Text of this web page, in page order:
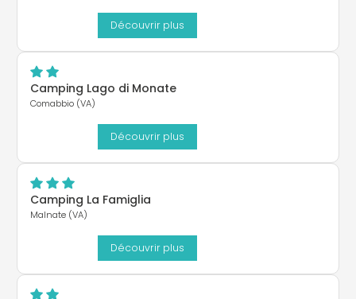
Découvrir plus
Camping Lago di Monate
Comabbio (VA)
Découvrir plus
Camping La Famiglia
Malnate (VA)
Découvrir plus